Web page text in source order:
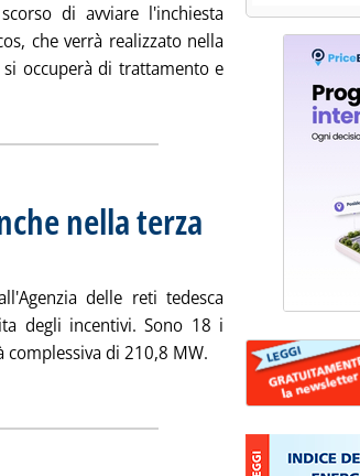
di avviare l'inchiesta
che verrà realizzato nella
occuperà di trattamento e
la notizia: 'Biometano, progetto Recos a
nella terza
11.30.
delle reti tedesca
degli incentivi. Sono 18 i
di 210,8 MW.
la notizia: 'Fer, il fotovoltaico fa l'en plein